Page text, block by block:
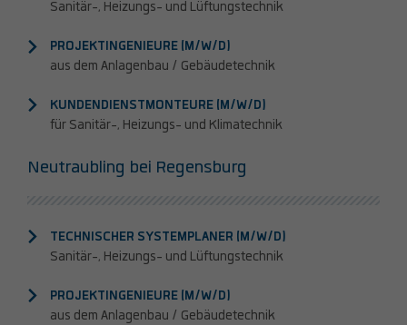
Sanitär-, Heizungs- und Lüftungstechnik
PROJEKTINGENIEURE (M/W/D)
aus dem Anlagenbau / Gebäudetechnik
KUNDENDIENSTMONTEURE (M/W/D)
für Sanitär-, Heizungs- und Klimatechnik
Neutraubling bei Regensburg
TECHNISCHER SYSTEMPLANER (M/W/D)
Sanitär-, Heizungs- und Lüftungstechnik
PROJEKTINGENIEURE (M/W/D)
aus dem Anlagenbau / Gebäudetechnik